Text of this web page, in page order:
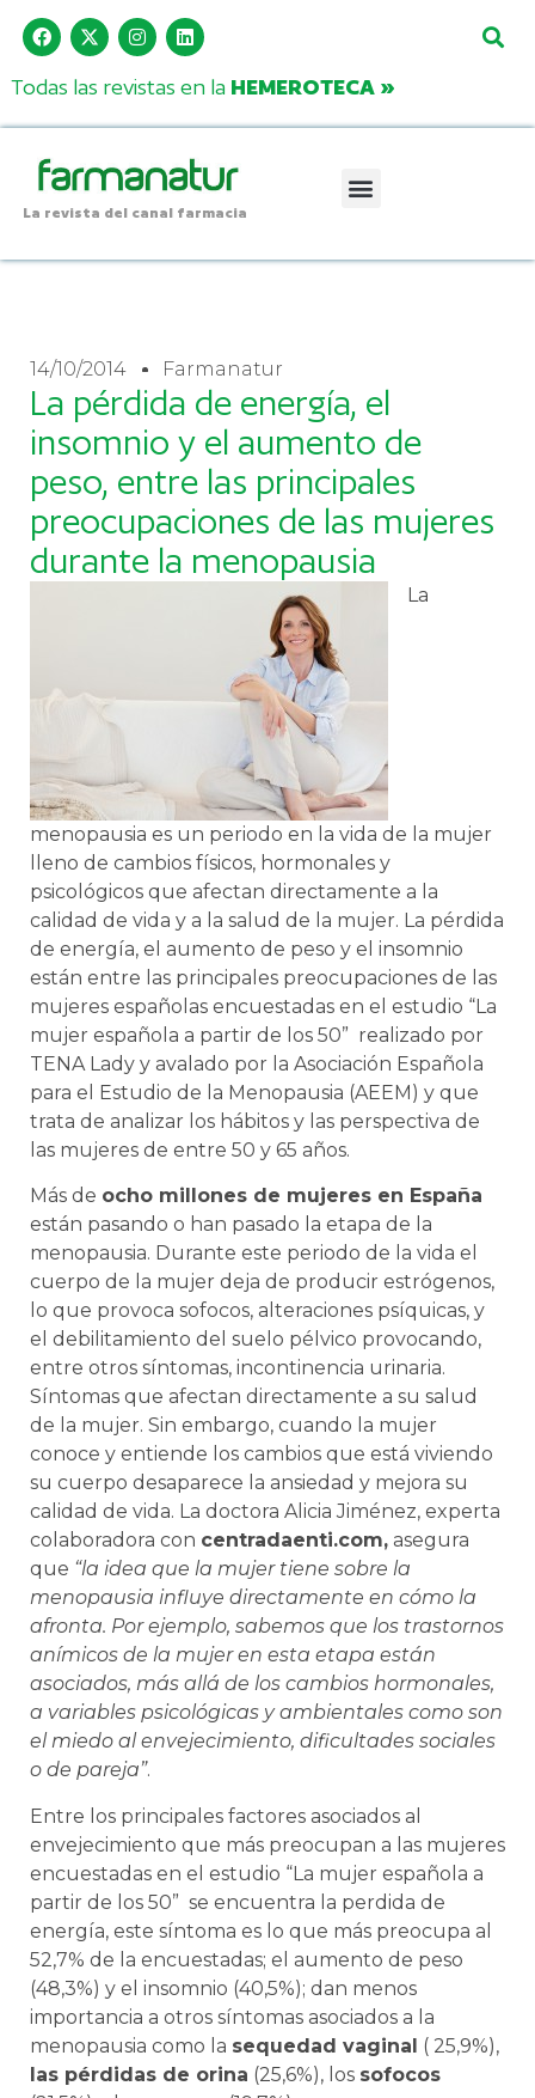
Todas las revistas en la HEMEROTECA »
La revista del canal farmacia
14/10/2014 Farmanatur
La pérdida de energía, el
insomnio y el aumento de
peso, entre las principales
preocupaciones de las mujeres
durante la menopausia
La
menopausia es un periodo en la vida de la mujer
lleno de cambios físicos, hormonales y
psicológicos que afectan directamente a la
calidad de vida y a la salud de la mujer. La pérdida
de energía, el aumento de peso y el insomnio
están entre las principales preocupaciones de las
mujeres españolas encuestadas en el estudio “La
mujer española a partir de los 50” realizado por
TENA Lady y avalado por la Asociación Española
para el Estudio de la Menopausia (AEEM) y que
trata de analizar los hábitos y las perspectiva de
las mujeres de entre 50 y 65 años.
Más de ocho millones de mujeres en España
están pasando o han pasado la etapa de la
menopausia. Durante este periodo de la vida el
cuerpo de la mujer deja de producir estrógenos,
lo que provoca sofocos, alteraciones psíquicas, y
el debilitamiento del suelo pélvico provocando,
entre otros síntomas, incontinencia urinaria.
Síntomas que afectan directamente a su salud
de la mujer. Sin embargo, cuando la mujer
conoce y entiende los cambios que está viviendo
su cuerpo desaparece la ansiedad y mejora su
calidad de vida. La doctora Alicia Jiménez, experta
colaboradora con centradaenti.com, asegura
que “la idea que la mujer tiene sobre la
menopausia influye directamente en cómo la
afronta. Por ejemplo, sabemos que los trastornos
anímicos de la mujer en esta etapa están
asociados, más allá de los cambios hormonales,
a variables psicológicas y ambientales como son
el miedo al envejecimiento, dificultades sociales
o de pareja”.
Entre los principales factores asociados al
envejecimiento que más preocupan a las mujeres
encuestadas en el estudio “La mujer española a
partir de los 50” se encuentra la perdida de
energía, este síntoma es lo que más preocupa al
52,7% de la encuestadas; el aumento de peso
(48,3%) y el insomnio (40,5%); dan menos
importancia a otros síntomas asociados a la
menopausia como la sequedad vaginal ( 25,9%),
las pérdidas de orina (25,6%), los sofocos